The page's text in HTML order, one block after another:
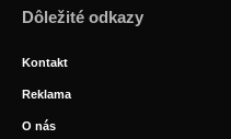
Dôležité odkazy
Kontakt
Reklama
O nás